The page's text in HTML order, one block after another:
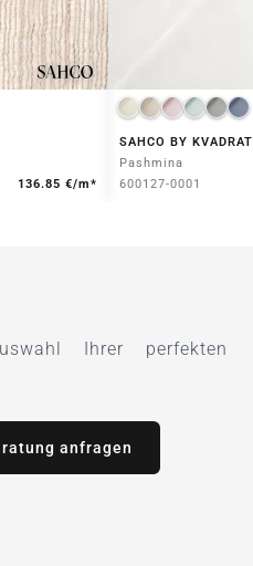
136.85 €/m*
SAHCO BY KVADRAT
Pashmina
600127-0001
Ihrer perfekten
anfragen